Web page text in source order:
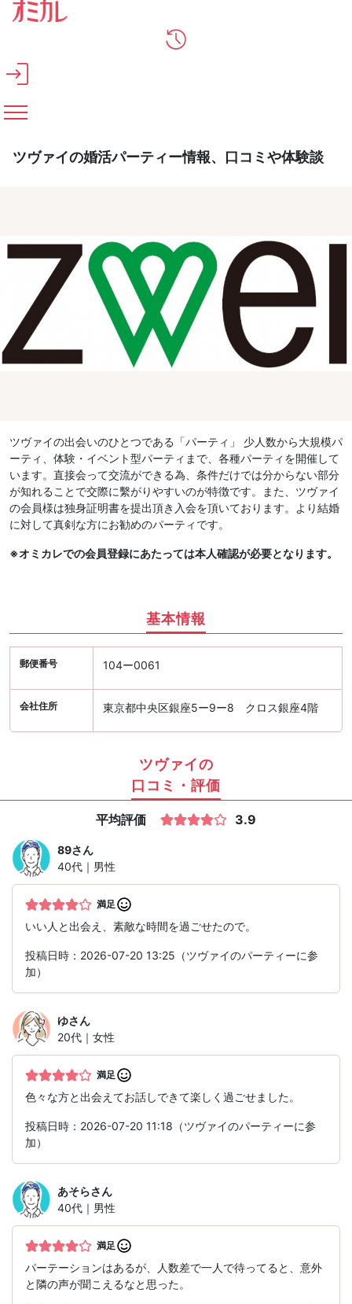
メインコンテンツへスキップ
ツヴァイの婚活パーティー情報、口コミや体験談
ツヴァイの出会いのひとつである「パーティ」 少人数から大規模パ
ーティ、体験・イベント型パーティまで、各種パーティを開催して
います。直接会って交流ができる為、条件だけでは分からない部分
が知れることで交際に繫がりやすいのが特徴です。また、ツヴァイ
の会員様は独身証明書を提出頂き入会を頂いております。より結婚
に対して真剣な方にお勧めのパーティです。
※オミカレでの会員登録にあたっては本人確認が必要となります。
基本情報
郵便番号 104ー0061
会社住所 東京都中央区銀座5ー9ー8 クロス銀座4階
ツヴァイの
口コミ・評価
平均評価 3.9
89さん
40代｜男性
満足
いい人と出会え、素敵な時間を過ごせたので。
投稿日時：2026-07-20 13:25（ツヴァイのパーティーに参
加）
ゆさん
20代｜女性
満足
色々な方と出会えてお話しできて楽しく過ごせました。
投稿日時：2026-07-20 11:18（ツヴァイのパーティーに参
加）
あそらさん
40代｜男性
満足
パーテーションはあるが、人数差で一人で待ってると、意外
と隣の声が聞こえるなと思った。